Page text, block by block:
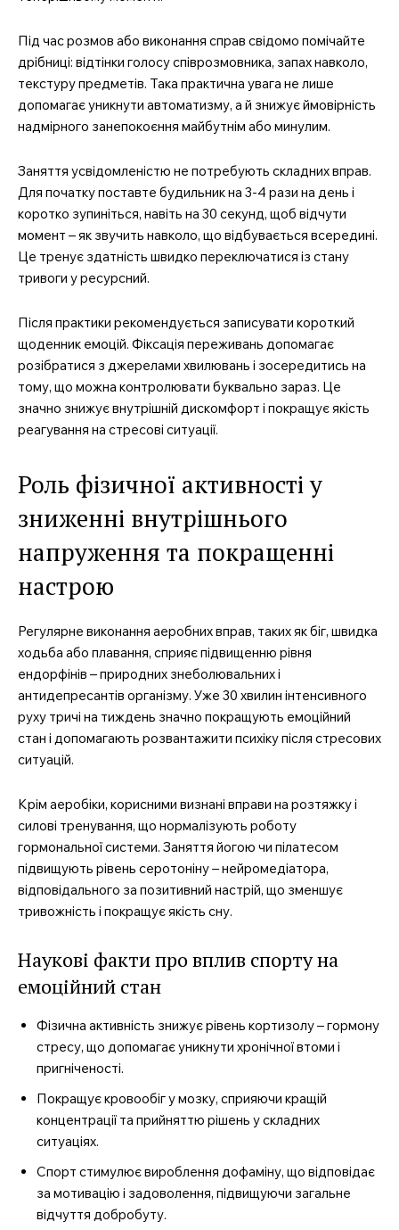
MedTerms.com.ua
професійний медичний
портал
Company
Про нас
Контакти
Мій акаунт
Під час розмов або виконання справ свідомо помічайте
дрібниці: відтінки голосу співрозмовника, запах навколо,
текстуру предметів. Така практична увага не лише
допомагає уникнути автоматизму, а й знижує ймовірність
надмірного занепокоєння майбутнім або минулим.
Заняття усвідомленістю не потребують складних вправ.
Для початку поставте будильник на 3-4 рази на день і
коротко зупиніться, навіть на 30 секунд, щоб відчути
момент – як звучить навколо, що відбувається всередині.
Це тренує здатність швидко переключатися із стану
тривоги у ресурсний.
Після практики рекомендується записувати короткий
щоденник емоцій. Фіксація переживань допомагає
розібратися з джерелами хвилювань і зосередитись на
тому, що можна контролювати буквально зараз. Це
значно знижує внутрішній дискомфорт і покращує якість
реагування на стресові ситуації.
Роль фізичної активності у
зниженні внутрішнього
напруження та покращенні
настрою
Регулярне виконання аеробних вправ, таких як біг, швидка
ходьба або плавання, сприяє підвищенню рівня
ендорфінів – природних знеболювальних і
антидепресантів організму. Уже 30 хвилин інтенсивного
руху тричі на тиждень значно покращують емоційний
стан і допомагають розвантажити психіку після стресових
ситуацій.
Крім аеробіки, корисними визнані вправи на розтяжку і
силові тренування, що нормалізують роботу
гормональної системи. Заняття йогою чи пілатесом
підвищують рівень серотоніну – нейромедіатора,
відповідального за позитивний настрій, що зменшує
тривожність і покращує якість сну.
Наукові факти про вплив спорту на
емоційний стан
Фізична активність знижує рівень кортизолу – гормону
стресу, що допомагає уникнути хронічної втоми і
пригніченості.
Покращує кровообіг у мозку, сприяючи кращій
концентрації та прийняттю рішень у складних
ситуаціях.
Спорт стимулює вироблення дофаміну, що відповідає
за мотивацію і задоволення, підвищуючи загальне
відчуття добробуту.